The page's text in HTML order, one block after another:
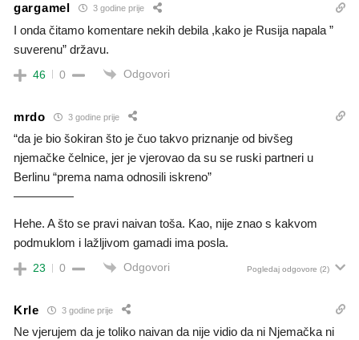
gargamel 3 godine prije
I onda čitamo komentare nekih debila ,kako je Rusija napala ”
suverenu” državu.
46 0 Odgovori
mrdo 3 godine prije
“da je bio šokiran što je čuo takvo priznanje od bivšeg
njemačke čelnice, jer je vjerovao da su se ruski partneri u
Berlinu “prema nama odnosili iskreno”
—————
Hehe. A što se pravi naivan toša. Kao, nije znao s kakvom
podmuklom i lažljivom gamadi ima posla.
23 0 Odgovori Pogledaj odgovore (2)
Krle 3 godine prije
Ne vjerujem da je toliko naivan da nije vidio da ni Njemačka ni